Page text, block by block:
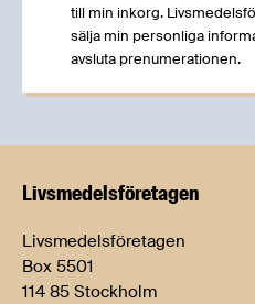
till min inkorg.
sälja min personliga
avsluta prenumerationen.
Livsmedels­företagen
Livsmedelsföretagen
Box 5501
114 85 Stockholm